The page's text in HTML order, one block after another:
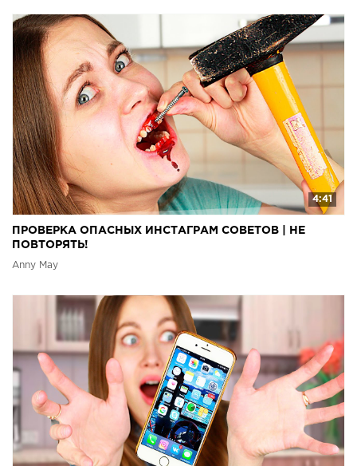
4:41
ПРОВЕРКА ОПАСНЫХ ИНСТАГРАМ СОВЕТОВ | НЕ
ПОВТОРЯТЬ!
Anny May